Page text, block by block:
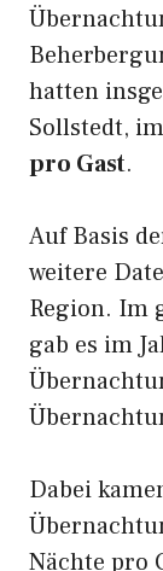
hatten
Sollstedt,
pro Gast.
Auf Basis
weitere
Region. Im
gab es im
Dabei
Nächte pro